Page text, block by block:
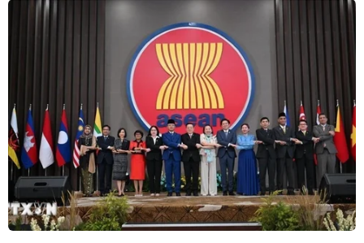
nhân viên giúp việc gia đình
Khoản hỗ trợ này sẽ giúp hỗ trợ giải tỏa một phần ảnh
hưởng của đại dịch COVID-19 đối với người lao động
trong khu vực phi chính thức tại Thành phố Hồ Chí Minh,
Bình Dương, Hải Phòng và Đà Nẵng.